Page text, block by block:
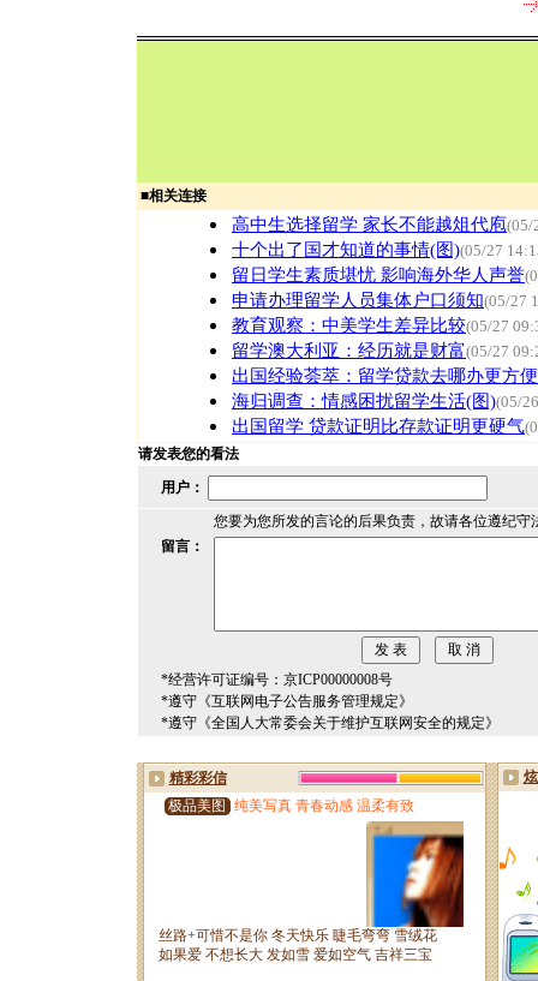
■相关连接
高中生选择留学 家长不能越俎代庖(05/
十个出了国才知道的事情(图)(05/27
留日学生素质堪忧 影响海外华人声誉
申请办理留学人员集体户口须知(05/27
教育观察：中美学生差异比较(05/27
留学澳大利亚：经历就是财富(05/27
出国经验荟萃：留学贷款去哪办更方便
海归调查：情感困扰留学生活(图)(05/
出国留学 贷款证明比存款证明更硬气
请发表您的看法
用户：
您要为您所发的言论的后果负责，故请各位遵纪守
留言：
*经营许可证编号：京ICP00000008号
*遵守《互联网电子公告服务管理规定》
*遵守《全国人大常委会关于维护互联网安全的规定》